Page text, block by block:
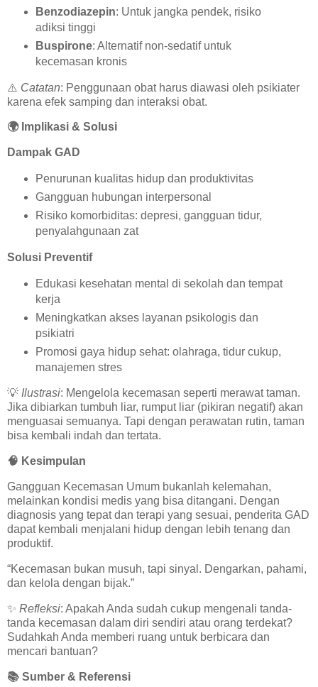
Benzodiazepin: Untuk jangka pendek, risiko
adiksi tinggi
Buspirone: Alternatif non-sedatif untuk
kecemasan kronis
⚠️ Catatan: Penggunaan obat harus diawasi oleh psikiater
karena efek samping dan interaksi obat.
🌍Implikasi & Solusi
Dampak GAD
Penurunan kualitas hidup dan produktivitas
Gangguan hubungan interpersonal
Risiko komorbiditas: depresi, gangguan tidur,
penyalahgunaan zat
Solusi Preventif
Edukasi kesehatan mental di sekolah dan tempat
kerja
Meningkatkan akses layanan psikologis dan
psikiatri
Promosi gaya hidup sehat: olahraga, tidur cukup,
manajemen stres
💡 Ilustrasi: Mengelola kecemasan seperti merawat taman.
Jika dibiarkan tumbuh liar, rumput liar (pikiran negatif) akan
menguasai semuanya. Tapi dengan perawatan rutin, taman
bisa kembali indah dan tertata.
🧠 Kesimpulan
Gangguan Kecemasan Umum bukanlah kelemahan,
melainkan kondisi medis yang bisa ditangani. Dengan
diagnosis yang tepat dan terapi yang sesuai, penderita GAD
dapat kembali menjalani hidup dengan lebih tenang dan
produktif.
“Kecemasan bukan musuh, tapi sinyal. Dengarkan, pahami,
dan kelola dengan bijak.”
✨ Refleksi: Apakah Anda sudah cukup mengenali tanda-
tanda kecemasan dalam diri sendiri atau orang terdekat?
Sudahkah Anda memberi ruang untuk berbicara dan
mencari bantuan?
📚 Sumber & Referensi